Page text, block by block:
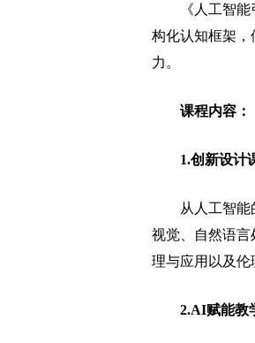
《人工智能引
构化认知框架
力。
课程内容：
1.创新设计
从人工智能的
视觉、自然语
理与应用以及伦
2.AI赋能教